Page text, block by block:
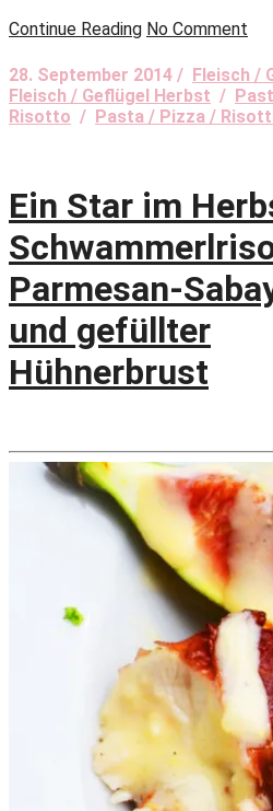
Continue Reading No Comment
28. September 2014 / Fleisch /
Fleisch / Geflügel Herbst /
Risotto / Pasta / Pizza /
Ein Star im
Parmesan-
und gefüllter
Hühnerbrust